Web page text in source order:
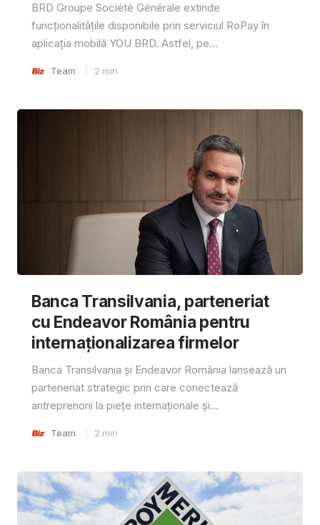
BRD Groupe Société Générale extinde
funcționalitățile disponibile prin serviciul RoPay în
aplicația mobilă YOU BRD. Astfel, pe...
Team 2 min
Banca Transilvania, parteneriat
cu Endeavor România pentru
internaționalizarea firmelor
Banca Transilvania și Endeavor România lansează un
parteneriat strategic prin care conectează
antreprenorii la piețe internaționale și...
Team 2 min